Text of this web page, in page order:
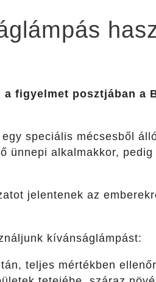
figyelmet posztjában a
speciális mécsesből
ünnepi alkalmakkor,
jelentenek az
kívánságlámpást:
teljes mértékben